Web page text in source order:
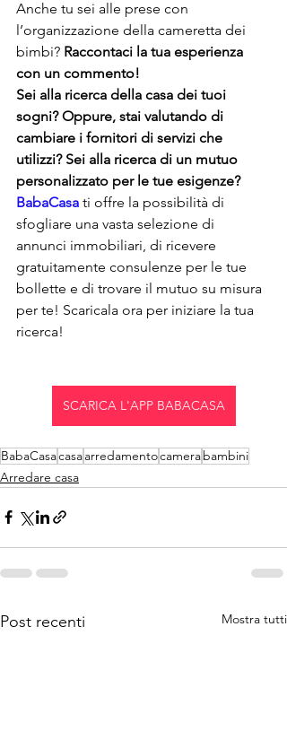
Anche tu sei alle prese con
l’organizzazione della cameretta dei
bimbi? Raccontaci la tua esperienza
con un commento!
Sei alla ricerca della casa dei tuoi
sogni? Oppure, stai valutando di
cambiare i fornitori di servizi che
utilizzi? Sei alla ricerca di un mutuo
personalizzato per le tue esigenze?
BabaCasa ti offre la possibilità di
sfogliare una vasta selezione di
annunci immobiliari, di ricevere
gratuitamente consulenze per le tue
bollette e di trovare il mutuo su misura
per te! Scaricala ora per iniziare la tua
ricerca!
SCARICA L'APP BABACASA
BabaCasacasaarredamentocamerabambini
Arredare casa
Post recenti Mostra tutti